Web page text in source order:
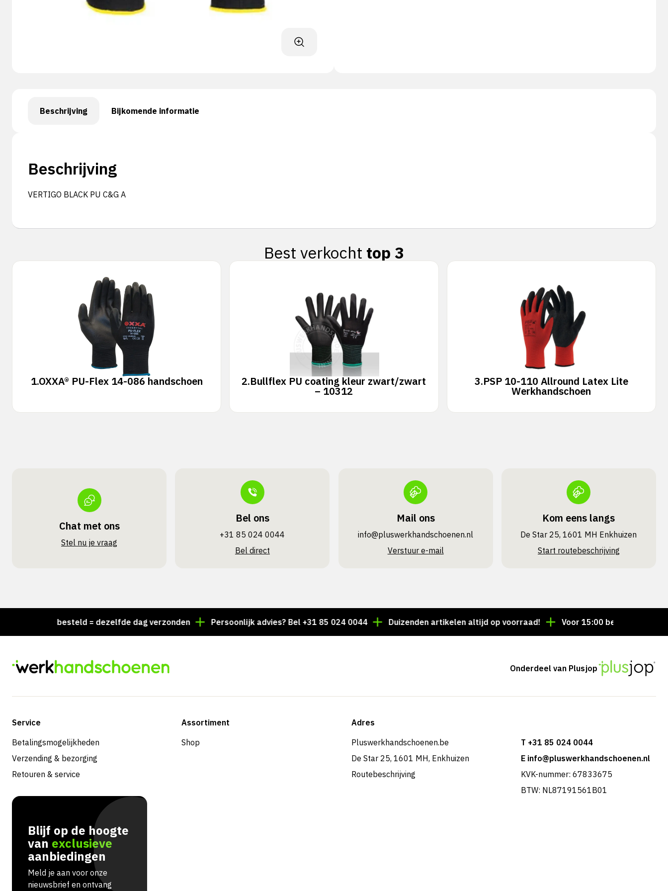
Beschrijving Bijkomende informatie
Beschrijving
VERTIGO BLACK PU C&G A
Best verkocht top 3
1.OXXA® PU-Flex 14-086 handschoen 2.Bullflex PU coating kleur zwart/zwart
– 10312
3.PSP 10-110 Allround Latex Lite
Werkhandschoen
Chat met ons
Stel nu je vraag
Bel ons
+31 85 024 0044
Bel direct
Mail ons
info@pluswerk­handschoenen.nl
Verstuur e-mail
Kom eens langs
De Star 25, 1601 MH Enkhuizen
Start routebeschrijving
15:00 besteld = dezelfde dag verzonden Persoonlijk advies? Bel +31 85 024 0044 Duizenden artikelen altijd op voorraad! Voor 15:00 besteld = dezelfde
Onderdeel van Plusjop
Service
Betalingsmogelijkheden
Verzending & bezorging
Retouren & service
Assortiment
Shop
Adres
Pluswerkhandschoenen.be
De Star 25, 1601 MH, Enkhuizen
Routebeschrijving
T +31 85 024 0044
E info@pluswerkhandschoenen.nl
KVK-nummer: 67833675
BTW: NL87191561B01
Blijf op de hoogte
van exclusieve
aanbiedingen
Meld je aan voor onze
nieuwsbrief en ontvang